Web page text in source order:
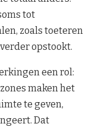
tot
zoals toeteren
opstookt.
een rol:
maken het
te geven,
Dat